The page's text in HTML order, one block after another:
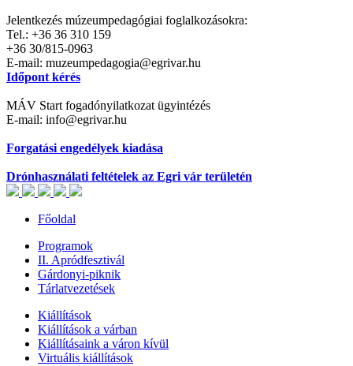
Jelentkezés múzeumpedagógiai foglalkozásokra:
Tel.: +36 36 310 159
+36 30/815-0963
E-mail: muzeumpedagogia@egrivar.hu
Időpont kérés
MÁV Start fogadónyilatkozat ügyintézés
E-mail: info@egrivar.hu
Forgatási engedélyek kiadása
Drónhasználati feltételek az Egri vár területén
Főoldal
Programok
II. Apródfesztivál
Gárdonyi-piknik
Tárlatvezetések
Kiállítások
Kiállítások a várban
Kiállításaink a váron kívül
Virtuális kiállítások